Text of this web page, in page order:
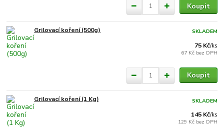
Koupit
Grilovací koření (500g)
75 Kč/ks
67 Kč bez DPH
SKLADEM
Koupit
Grilovací koření (1 Kg)
145 Kč/ks
129 Kč bez DPH
SKLADEM